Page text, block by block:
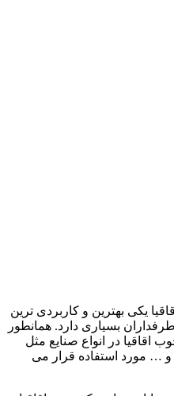
یکی بهترین و کاربردی ترین
بسیاری دارد. همانطور
اقاقیا در انواع صنایع مثل
و … مورد استفاده قرار می